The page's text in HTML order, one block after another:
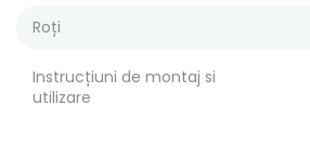
Roți
Instrucțiuni de montaj si
utilizare